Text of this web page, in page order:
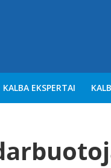
KALBA EKSPERTAI